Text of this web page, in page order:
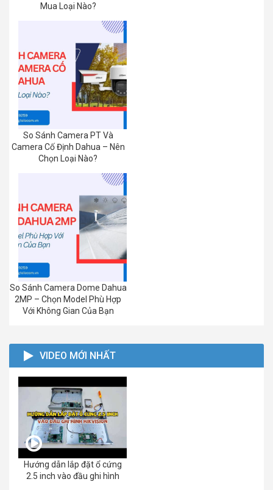
Mua Loại Nào?
So Sánh Camera PT Và
Camera Cố Định Dahua – Nên
Chọn Loại Nào?
So Sánh Camera Dome Dahua
2MP – Chọn Model Phù Hợp
Với Không Gian Của Bạn
VIDEO MỚI NHẤT
Hướng dẫn lắp đặt ổ cứng
2.5 inch vào đầu ghi hình